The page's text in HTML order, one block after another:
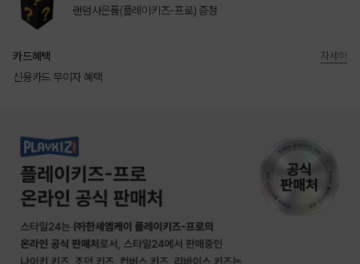
랜덤사은품(플레이키즈-프로) 증정
카드혜택
신용카드 무이자 혜택
자세히